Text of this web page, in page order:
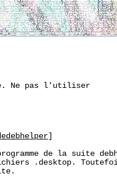
Ne pas l'utiliser
de la suite
.desktop.